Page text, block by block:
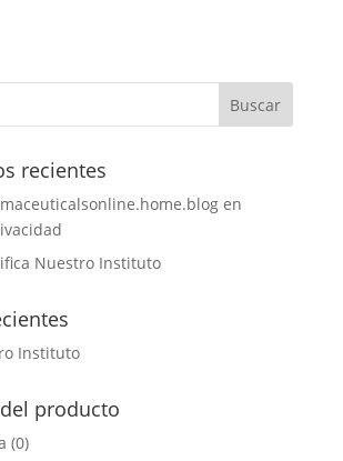
recientes
en
Nuestro Instituto
Instituto
producto
(0)